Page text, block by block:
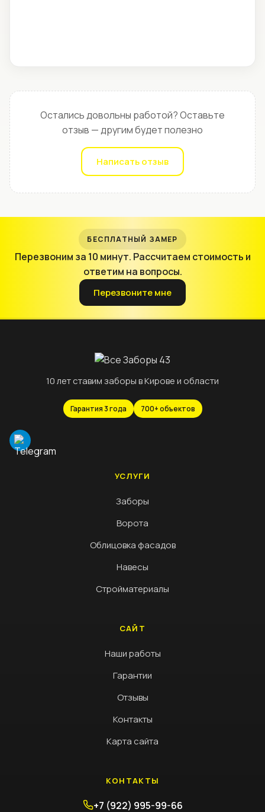
Остались довольны работой? Оставьте
отзыв — другим будет полезно
Написать отзыв
БЕСПЛАТНЫЙ ЗАМЕР
Перезвоним за 10 минут. Рассчитаем стоимость и
ответим на вопросы.
Перезвоните мне
10 лет ставим заборы в Кирове и области
Гарантия 3 года 700+ объектов
УСЛУГИ
Заборы
Ворота
Облицовка фасадов
Навесы
Стройматериалы
САЙТ
Наши работы
Гарантии
Отзывы
Контакты
Карта сайта
КОНТАКТЫ
+7 (922) 995-99-66